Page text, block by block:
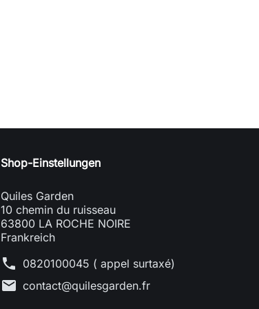
Shop-Einstellungen
Quiles Garden
10 chemin du ruisseau
63800 LA ROCHE NOIRE
Frankreich
phone 0820100045 ( appel surtaxé)
mail contact@quilesgarden.fr